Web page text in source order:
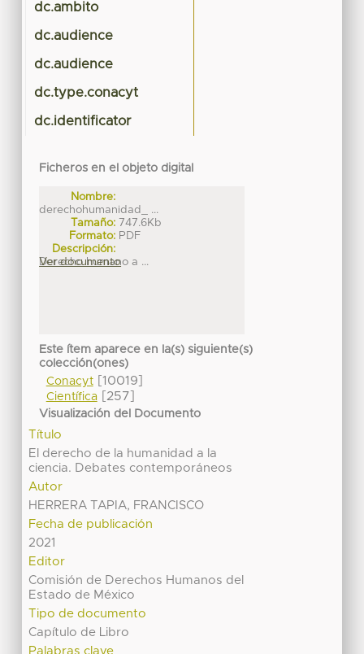
dc.ambito
dc.audience
dc.audience
dc.type.conacyt
dc.identificator
Ficheros en el objeto digital
Nombre:
derechohumanidad_ ...
Tamaño: 747.6Kb
Formato: PDF
Descripción:
Derecho humano a ...
Ver documento
Este ítem aparece en la(s) siguiente(s)
colección(ones)
Conacyt[10019]
Científica[257]
Visualización del Documento
Título
El derecho de la humanidad a la
ciencia. Debates contemporáneos
Autor
HERRERA TAPIA, FRANCISCO
Fecha de publicación
2021
Editor
Comisión de Derechos Humanos del
Estado de México
Tipo de documento
Capítulo de Libro
Palabras clave